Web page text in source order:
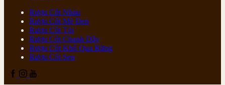
Rượu Cốt Nhàu
Rượu Cốt Mè Đen
Rượu Cốt Tỏi
Rượu Cốt Chanh Dây
Rượu Cốt Khổ Qua Rừng
Rượu Cốt Sen